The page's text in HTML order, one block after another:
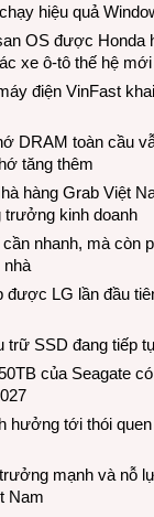
hiệu quả
OS được Honda
xe ô-tô thế hệ mới
điện VinFast
DRAM toàn cầu
tăng thêm
hàng Grab Việt
trưởng kinh doanh
nhanh, mà còn
nhà
được LG lần đầu
trữ SSD đang tiếp
của Seagate
hưởng tới thói
mạnh và nỗ
Nam